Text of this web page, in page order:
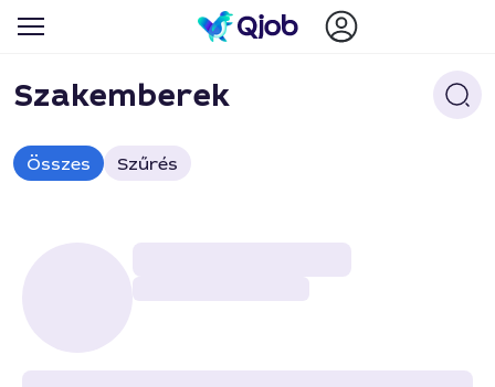
Szakemberek
Összes Szűrés